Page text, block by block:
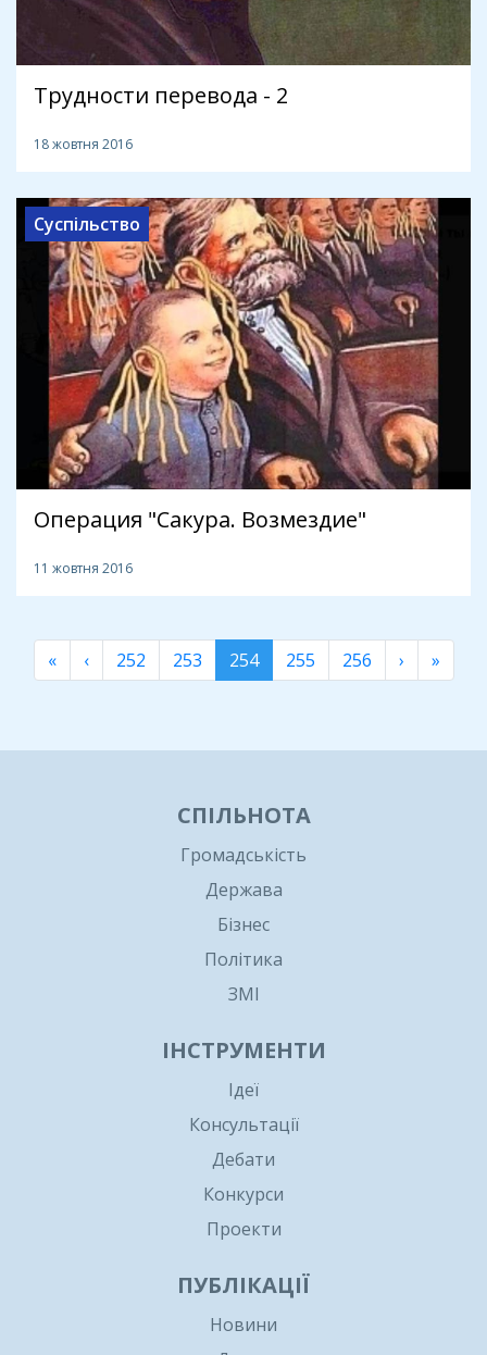
Трудности перевода - 2
18 жовтня 2016
Суспільство
Операция "Сакура. Возмездие"
11 жовтня 2016
« ‹ 252 253 254 255 256 › »
СПІЛЬНОТА
Громадськість
Держава
Бізнес
Політика
ЗМІ
ІНСТРУМЕНТИ
Ідеї
Консультації
Дебати
Конкурси
Проекти
ПУБЛІКАЦІЇ
Новини